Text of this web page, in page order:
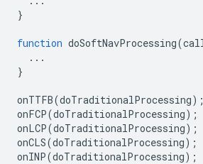
}
function doSoftNavProcessing(
...
}
onTTFB(doTraditionalProcessing);
onFCP(doTraditionalProcessing);
onLCP(doTraditionalProcessing);
onCLS(doTraditionalProcessing);
onINP(doTraditionalProcessing);